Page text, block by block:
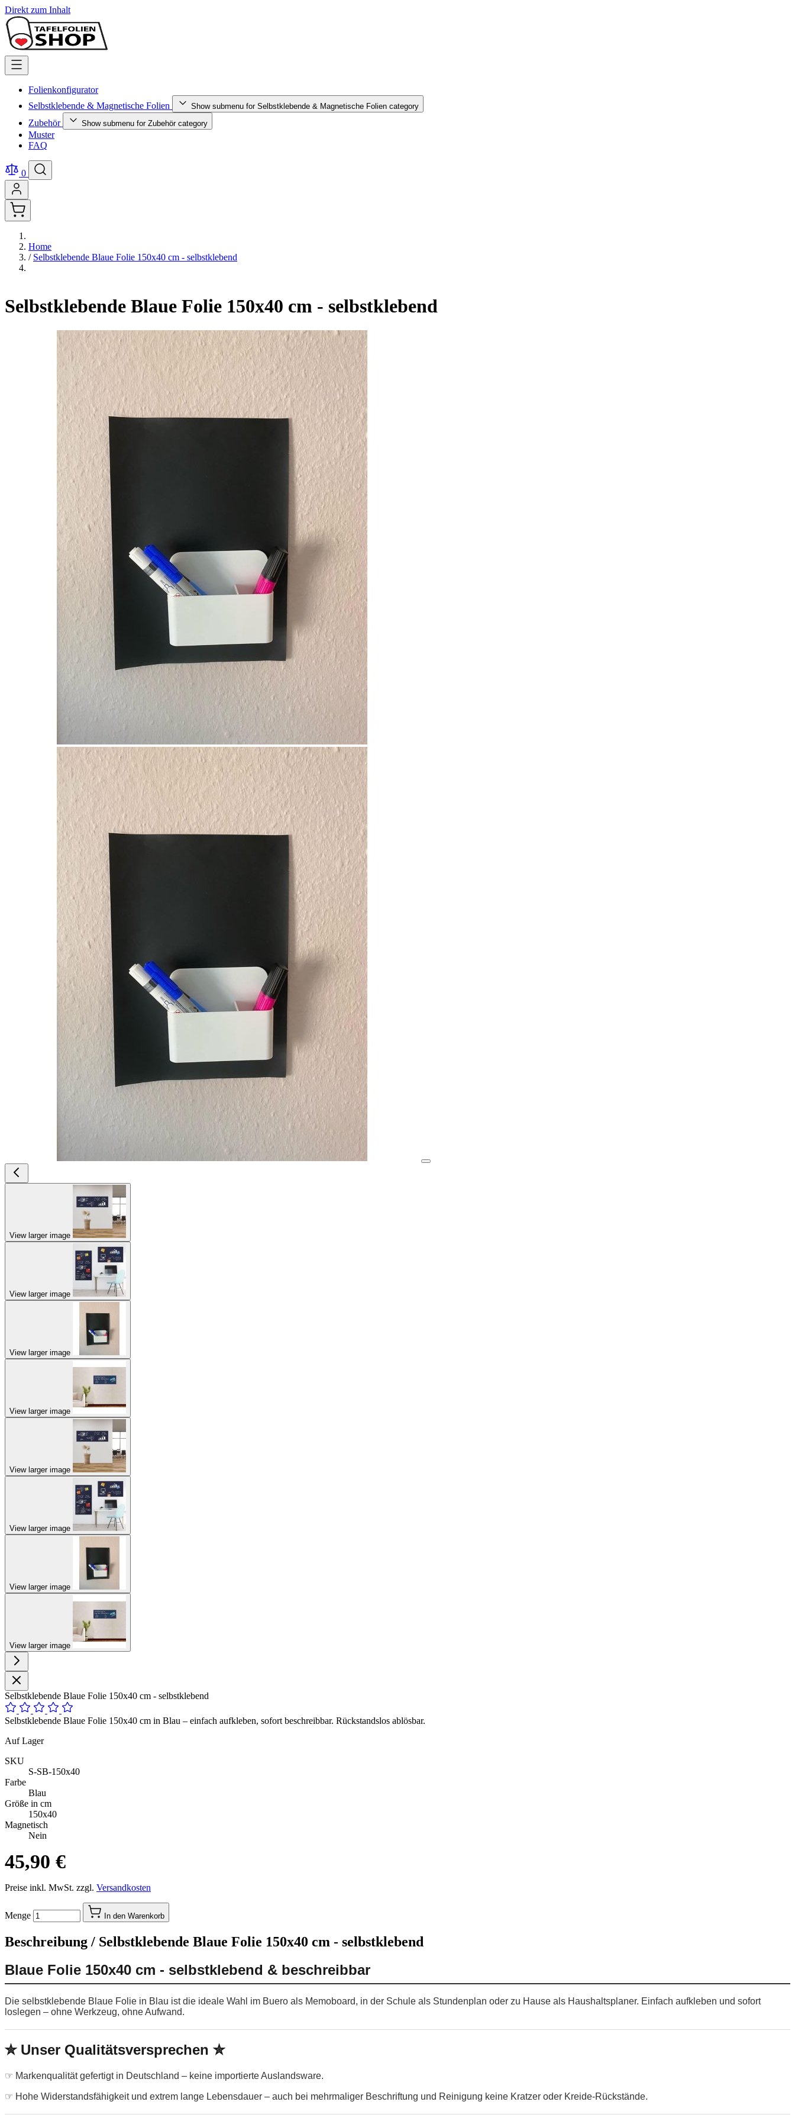
Direkt zum Inhalt
Folienkonfigurator
Selbstklebende & Magnetische Folien
Show submenu for Selbstklebende & Magnetische Folien category
Zubehör Show submenu for Zubehör category
Muster
FAQ
0
Home
/ Selbstklebende Blaue Folie 150x40 cm - selbstklebend
Selbstklebende Blaue Folie 150x40 cm - selbstklebend
View larger image
View larger image
View larger image
View larger image
View larger image
View larger image
View larger image
View larger image
Selbstklebende Blaue Folie 150x40 cm - selbstklebend
Selbstklebende Blaue Folie 150x40 cm in Blau – einfach aufkleben, sofort beschreibbar. Rückstandslos ablösbar.
Auf Lager
SKU
S-SB-150x40
Farbe
Blau
Größe in cm
150x40
Magnetisch
Nein
45,90 €
Preise inkl. MwSt. zzgl. Versandkosten
Menge In den Warenkorb
Beschreibung / Selbstklebende Blaue Folie 150x40 cm - selbstklebend
Blaue Folie 150x40 cm - selbstklebend & beschreibbar
Die selbstklebende Blaue Folie in Blau ist die ideale Wahl im Buero als Memoboard, in der Schule als Stundenplan oder zu Hause als Haushaltsplaner. Einfach aufkleben und sofort
loslegen – ohne Werkzeug, ohne Aufwand.
✮ Unser Qualitätsversprechen ✮
☞ Markenqualität gefertigt in Deutschland – keine importierte Auslandsware.
☞ Hohe Widerstandsfähigkeit und extrem lange Lebensdauer – auch bei mehrmaliger Beschriftung und Reinigung keine Kratzer oder Kreide-Rückstände.